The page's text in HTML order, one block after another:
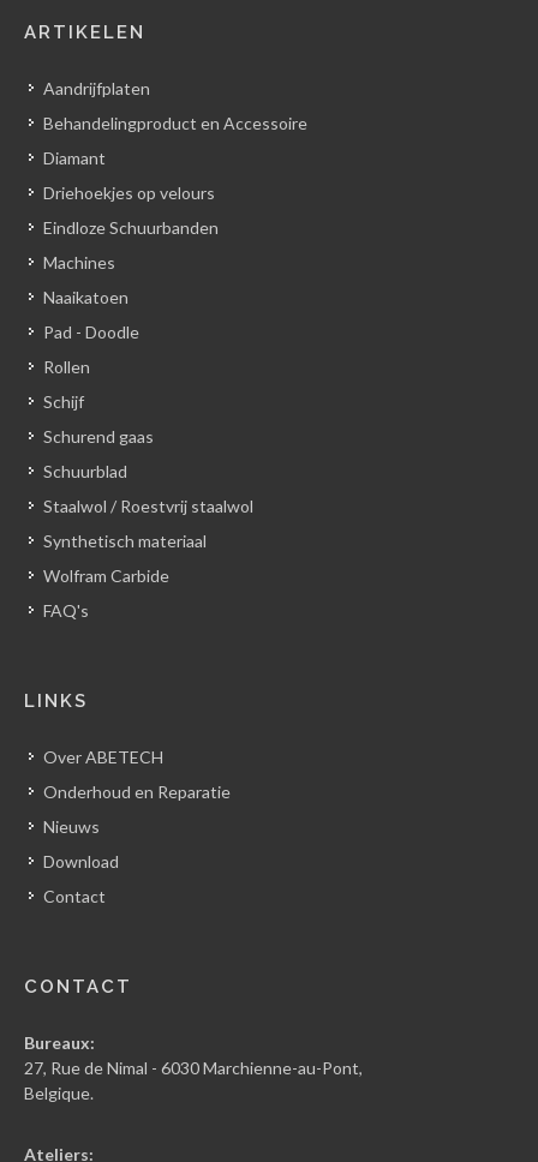
ARTIKELEN
Aandrijfplaten
Behandelingproduct en Accessoire
Diamant
Driehoekjes op velours
Eindloze Schuurbanden
Machines
Naaikatoen
Pad - Doodle
Rollen
Schijf
Schurend gaas
Schuurblad
Staalwol / Roestvrij staalwol
Synthetisch materiaal
Wolfram Carbide
FAQ's
LINKS
Over ABETECH
Onderhoud en Reparatie
Nieuws
Download
Contact
CONTACT
Bureaux:
27, Rue de Nimal - 6030 Marchienne-au-Pont,
Belgique.
Ateliers: